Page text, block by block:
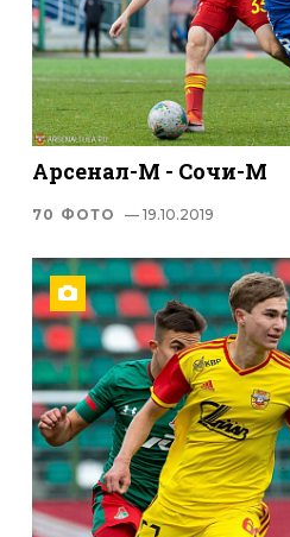
Арсенал-М - Сочи-М
70 ФОТО — 19.10.2019